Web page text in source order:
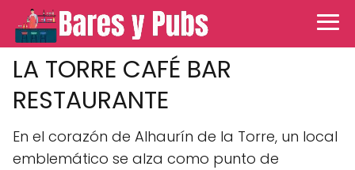
LA TORRE CAFÉ BAR
RESTAURANTE
En el corazón de Alhaurín de la Torre, un local
emblemático se alza como punto de